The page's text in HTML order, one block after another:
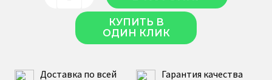
КУПИТЬ В
ОДИН КЛИК
Доставка по всей
Гарантия качества